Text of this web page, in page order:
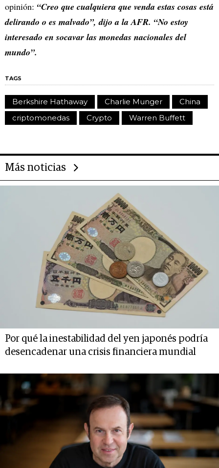
opinión: “Creo que cualquiera que venda estas cosas está
delirando o es malvado”, dijo a la AFR. “No estoy
interesado en socavar las monedas nacionales del
mundo”.
TAGS
Berkshire Hathaway Charlie Munger
China
criptomonedas
Crypto Warren Buffett
Más noticias
Por qué la inestabilidad del yen japonés podría
desencadenar una crisis financiera mundial